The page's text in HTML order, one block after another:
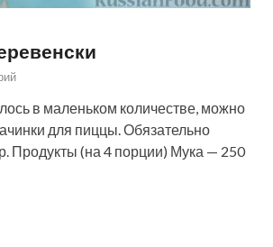
в маленьком количестве, можно
для пиццы. Обязательно
Продукты (на 4 порции) Мука — 250